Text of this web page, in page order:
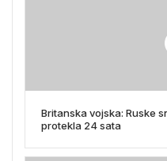
Britanska vojska: Ruske
protekla 24 sata